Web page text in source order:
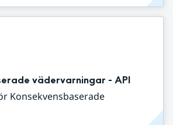
vädervarningar - API
Konsekvensbaserade